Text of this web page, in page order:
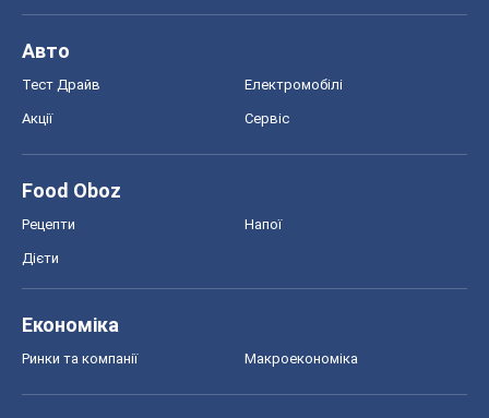
Авто
Тест Драйв Електромобілі
Акції Сервіс
Food Oboz
Рецепти Напої
Дієти
Економіка
Ринки та компанії Макроекономіка